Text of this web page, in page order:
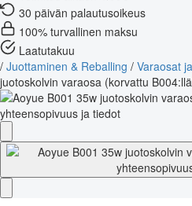
30 päivän palautusoikeus
100% turvallinen maksu
Laatutakuu
/ Juottaminen & Reballing / Varaosat
juotoskolvin varaosa (korvattu